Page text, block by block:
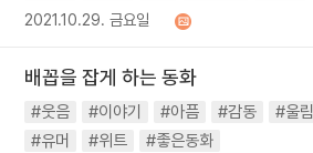
2021.10.29. 금요일
배꼽을 잡게 하는 동화
#웃음 #이야기 #아픔 #감동 #울림
#유머
#위트 #좋은동화